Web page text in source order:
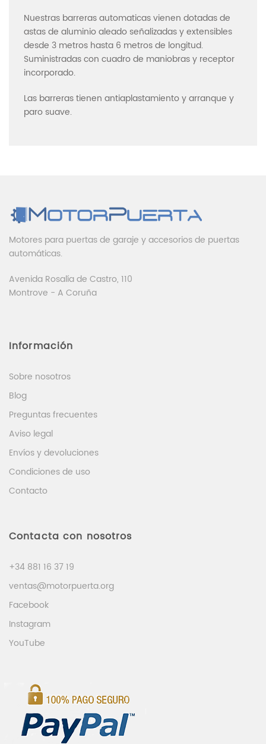
Nuestras barreras automaticas vienen dotadas de
astas de aluminio aleado señalizadas y extensibles
desde 3 metros hasta 6 metros de longitud.
Suministradas con cuadro de maniobras y receptor
incorporado.
Las barreras tienen antiaplastamiento y arranque y
paro suave.
Motores para puertas de garaje y accesorios de puertas
automáticas.
Avenida Rosalía de Castro, 110
Montrove - A Coruña
Información
Sobre nosotros
Blog
Preguntas frecuentes
Aviso legal
Envíos y devoluciones
Condiciones de uso
Contacto
Contacta con nosotros
+34 881 16 37 19
ventas@motorpuerta.org
Facebook
Instagram
YouTube